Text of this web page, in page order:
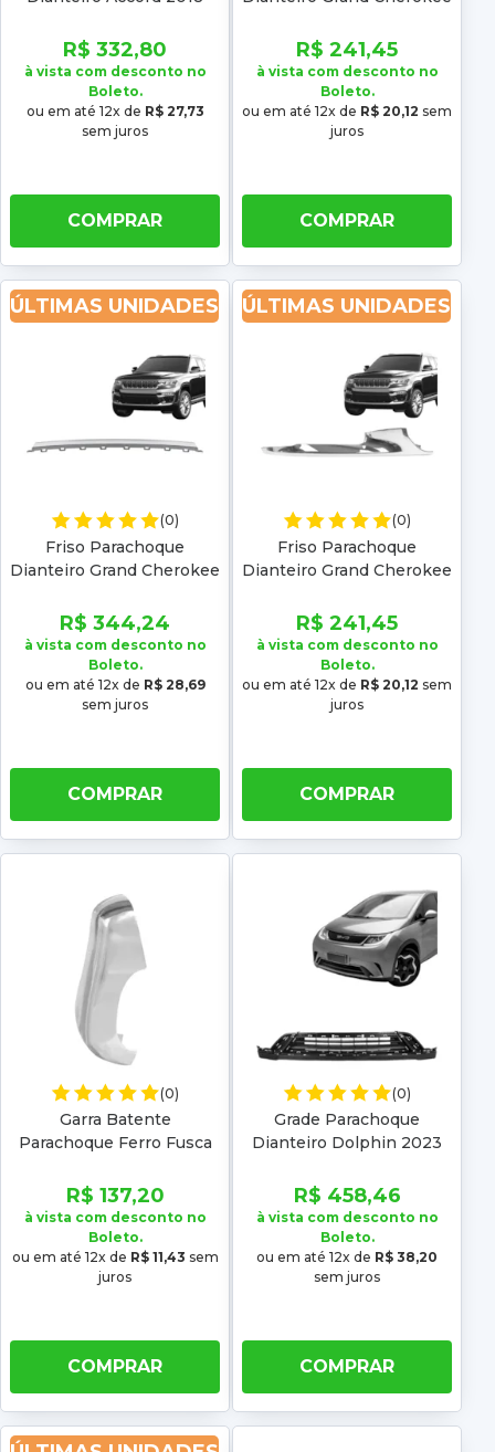
Cromado
R$ 332,80
à vista com desconto no
Boleto.
ou em até 12x de R$ 27,73
sem juros
COMPRAR
R$ 241,45
à vista com desconto no
Boleto.
ou em até 12x de R$ 20,12 sem
juros
COMPRAR
ÚLTIMAS UNIDADES
(0)
Friso Parachoque
Dianteiro Grand Cherokee
Inferior Central
R$ 344,24
à vista com desconto no
Boleto.
ou em até 12x de R$ 28,69
sem juros
COMPRAR
ÚLTIMAS UNIDADES
(0)
Friso Parachoque
Dianteiro Grand Cherokee
Lado Direito
R$ 241,45
à vista com desconto no
Boleto.
ou em até 12x de R$ 20,12 sem
juros
COMPRAR
(0)
Garra Batente
Parachoque Ferro Fusca
65 66 67 68 69 70
Collection
R$ 137,20
à vista com desconto no
Boleto.
ou em até 12x de R$ 11,43 sem
juros
COMPRAR
(0)
Grade Parachoque
Dianteiro Dolphin 2023
R$ 458,46
à vista com desconto no
Boleto.
ou em até 12x de R$ 38,20
sem juros
COMPRAR